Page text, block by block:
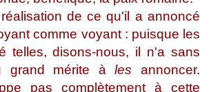
de ce qu'il a annoncé
comme voyant : puisque les
telles, disons-nous, il n'a sans
grand mérite à
les
annoncer.
pas complètement à cette